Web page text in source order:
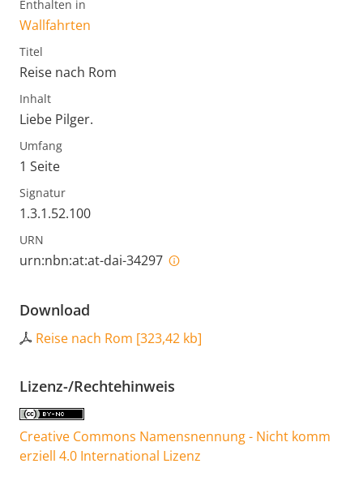
Enthalten in
Wallfahrten
Titel
Reise nach Rom
Inhalt
Liebe Pilger.
Umfang
1 Seite
Signatur
1.3.1.52.100
URN
urn:nbn:at:at-dai-34297
Download
Reise nach Rom [323,42 kb]
Lizenz-/Rechtehinweis
Creative Commons Namensnennung - Nicht komm
erziell 4.0 International Lizenz